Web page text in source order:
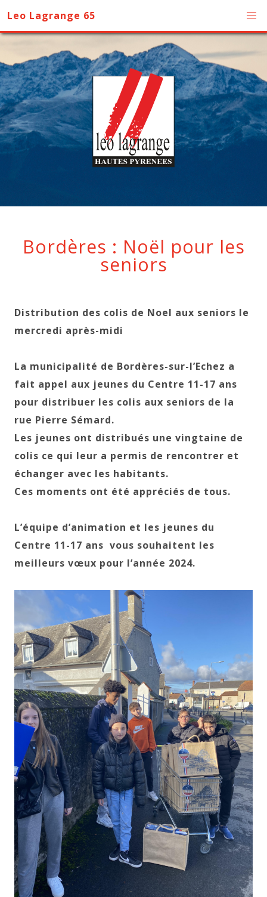
Leo Lagrange 65
Bordères : Noël pour les
seniors
Distribution des colis de Noel aux seniors le
mercredi après-midi
La municipalité de Bordères-sur-l’Echez a
fait appel aux jeunes du Centre 11-17 ans
pour distribuer les colis aux seniors de la
rue Pierre Sémard.
Les jeunes ont distribués une vingtaine de
colis ce qui leur a permis de rencontrer et
échanger avec les habitants.
Ces moments ont été appréciés de tous.
L’équipe d’animation et les jeunes du
Centre 11-17 ans vous souhaitent les
meilleurs vœux pour l’année 2024.